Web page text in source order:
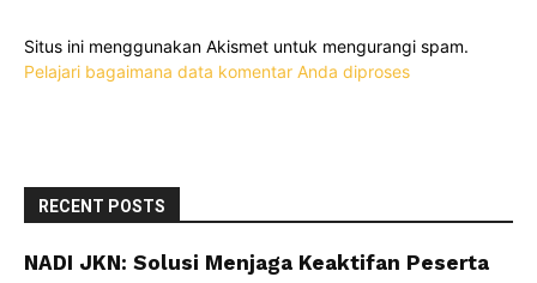
Situs ini menggunakan Akismet untuk mengurangi spam.
Pelajari bagaimana data komentar Anda diproses
RECENT POSTS
NADI JKN: Solusi Menjaga Keaktifan Peserta